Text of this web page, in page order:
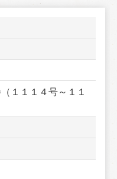
１１１４号～１１